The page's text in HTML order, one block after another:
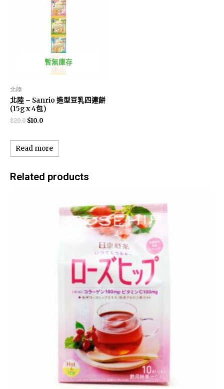
暫無庫存
北陸
北陸 – Sanrio 造型豆乳四連餅
(15g x 4包)
$20.0 $10.0
Read more
Related products